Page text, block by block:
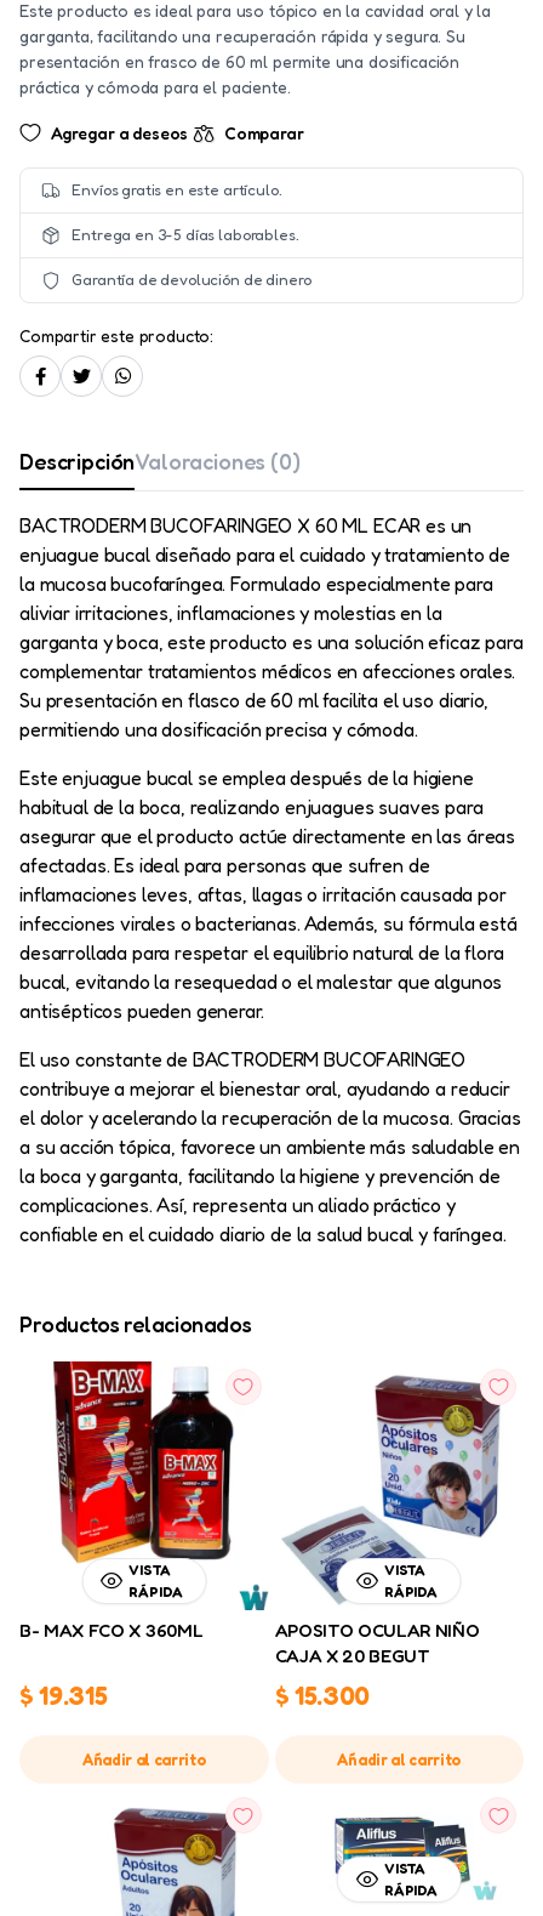
Este producto es ideal para uso tópico en la cavidad oral y la
garganta, facilitando una recuperación rápida y segura. Su
presentación en frasco de 60 ml permite una dosificación
práctica y cómoda para el paciente.
Agregar a deseos Comparar
Envíos gratis en este artículo.
Entrega en 3-5 días laborables.
Garantía de devolución de dinero
Compartir este producto:
DescripciónValoraciones (0)
BACTRODERM BUCOFARINGEO X 60 ML ECAR es un
enjuague bucal diseñado para el cuidado y tratamiento de
la mucosa bucofaríngea. Formulado especialmente para
aliviar irritaciones, inflamaciones y molestias en la
garganta y boca, este producto es una solución eficaz para
complementar tratamientos médicos en afecciones orales.
Su presentación en flasco de 60 ml facilita el uso diario,
permitiendo una dosificación precisa y cómoda.
Este enjuague bucal se emplea después de la higiene
habitual de la boca, realizando enjuagues suaves para
asegurar que el producto actúe directamente en las áreas
afectadas. Es ideal para personas que sufren de
inflamaciones leves, aftas, llagas o irritación causada por
infecciones virales o bacterianas. Además, su fórmula está
desarrollada para respetar el equilibrio natural de la flora
bucal, evitando la resequedad o el malestar que algunos
antisépticos pueden generar.
El uso constante de BACTRODERM BUCOFARINGEO
contribuye a mejorar el bienestar oral, ayudando a reducir
el dolor y acelerando la recuperación de la mucosa. Gracias
a su acción tópica, favorece un ambiente más saludable en
la boca y garganta, facilitando la higiene y prevención de
complicaciones. Así, representa un aliado práctico y
confiable en el cuidado diario de la salud bucal y faríngea.
Productos relacionados
VISTA
RÁPIDA
B- MAX FCO X 360ML
$19.315
Añadir al carrito
VISTA
RÁPIDA
APOSITO OCULAR NIÑO
CAJA X 20 BEGUT
$15.300
Añadir al carrito
VISTA
RÁPIDA